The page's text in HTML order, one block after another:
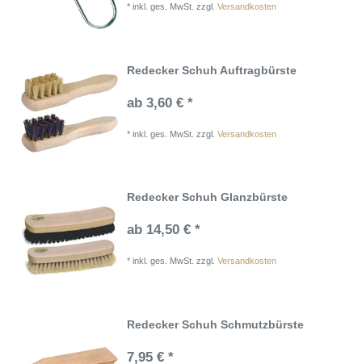
*inkl. ges. MwSt. zzgl.Versandkosten
Redecker Schuh Auftragbürste
ab 3,60 € *
*inkl. ges. MwSt. zzgl.Versandkosten
Redecker Schuh Glanzbürste
ab 14,50 € *
*inkl. ges. MwSt. zzgl.Versandkosten
Redecker Schuh Schmutzbürste
7,95 € *